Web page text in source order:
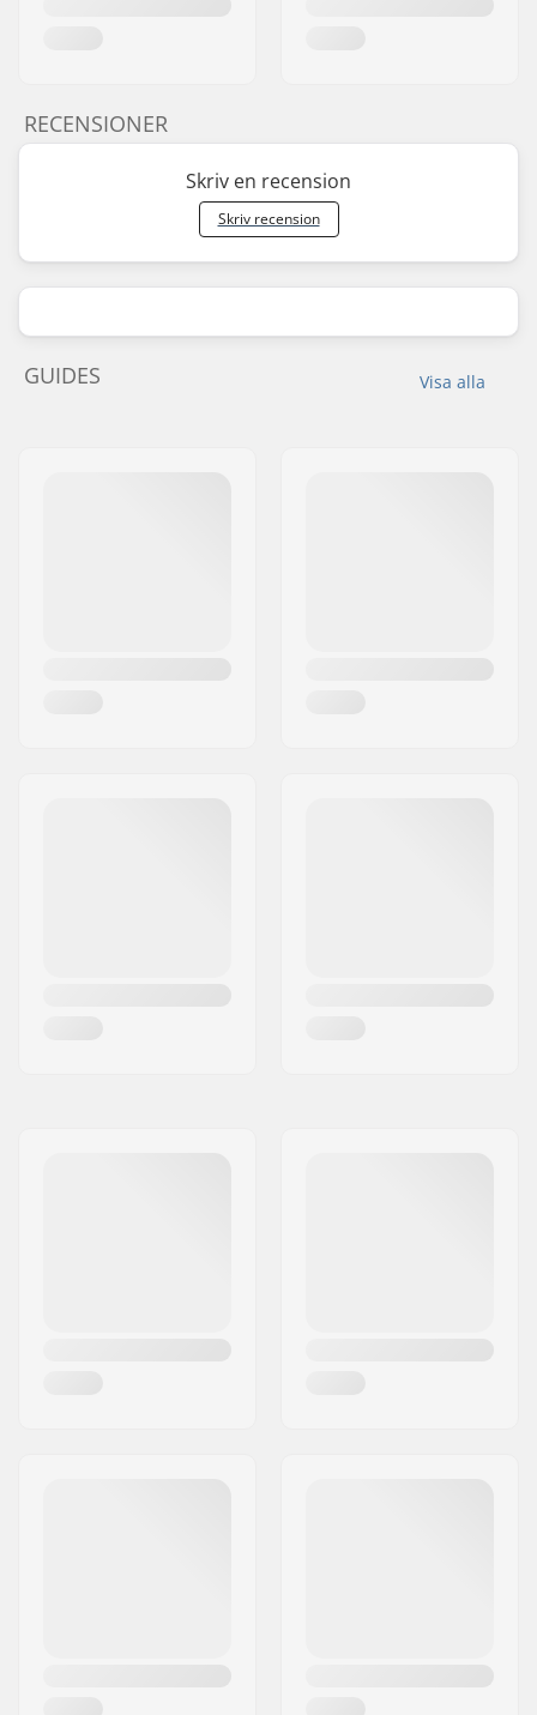
RECENSIONER
Skriv en recension
Skriv recension
Visa alla
GUIDES